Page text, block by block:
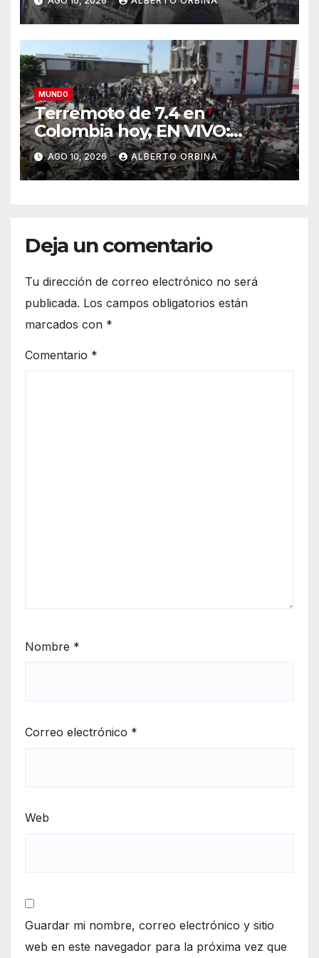
terremoto en Colombia
MUNDO
Terremoto de 7.4 en
Colombia hoy, EN VIVO:
heridos, muertos y
derrumbes tras el sismo
AGO 10, 2026 ALBERTO ORBINA
Deja un comentario
Tu dirección de correo electrónico no será
publicada. Los campos obligatorios están
marcados con *
Comentario *
Nombre *
Correo electrónico *
Web
Guardar mi nombre, correo electrónico y sitio
web en este navegador para la próxima vez que